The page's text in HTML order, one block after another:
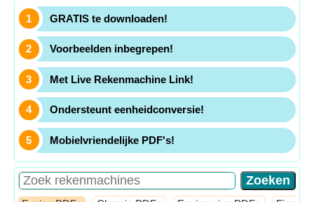
GRATIS te downloaden!
Voorbeelden inbegrepen!
Met Live Rekenmachine Link!
Ondersteunt eenheidconversie!
Mobielvriendelijke PDF's!